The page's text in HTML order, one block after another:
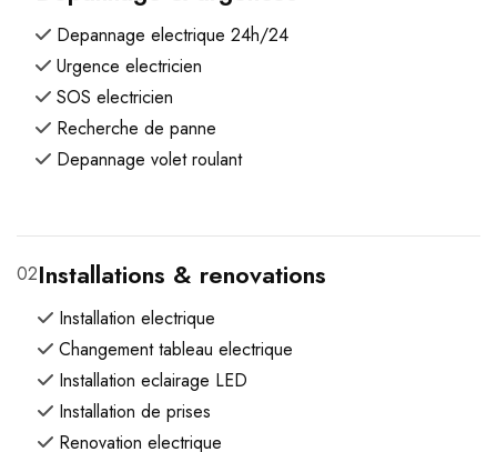
Depannage electrique 24h/24
Urgence electricien
SOS electricien
Recherche de panne
Depannage volet roulant
02Installations & renovations
Installation electrique
Changement tableau electrique
Installation eclairage LED
Installation de prises
Renovation electrique